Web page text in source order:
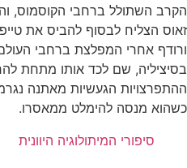
הקרב השתולל ברחבי הקוסמוס,
זאוס הצליח לבסוף להביס את
ורודף אחרי המפלצת ברחבי
בסיציליה, שם לכד אותו מתחת
ההתפרצויות הגעשיות מאתנה
כשהוא מנסה להימלט ממאסרו.
סיפורי המיתולוגיה היוונית